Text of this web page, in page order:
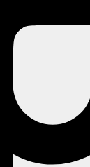
poplatek,
a slunečníky